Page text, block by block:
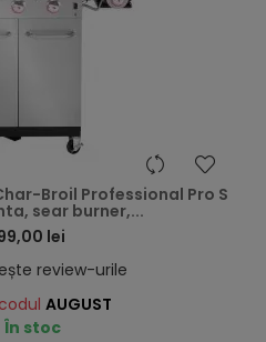
Broil Professional Pro S
sear burner,...
lei
review-urile
AUGUST
În stoc